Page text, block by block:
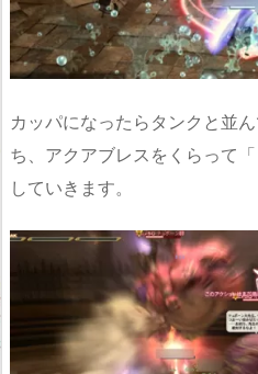
カッパになったらタンクと並
ち、アクアブレスをくらって
していきます。